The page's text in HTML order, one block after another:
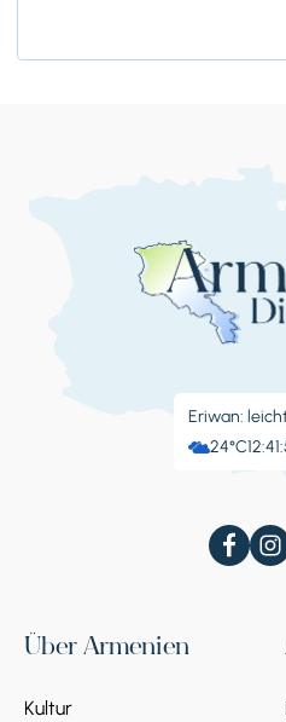
Eriwan:
24°C
Über Armenien
Kultur